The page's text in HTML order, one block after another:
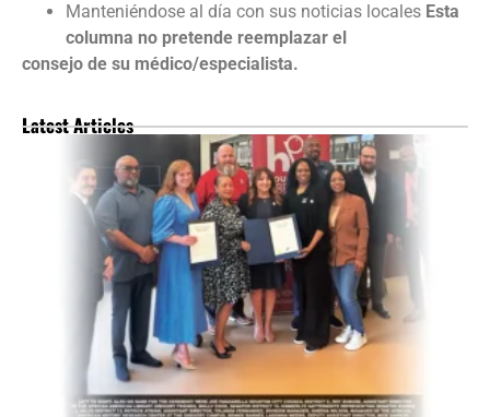
Manteniéndose al día con sus noticias locales Esta
columna no pretende reemplazar el
consejo de su médico/especialista.
Latest Articles